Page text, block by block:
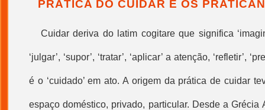
PRÁTICA DO CUIDAR E OS
Cuidar deriva do latim cogitare que significa
‘julgar’, ‘supor’, ‘tratar’, ‘aplicar’ a atenção, ‘refletir’,
é o ‘cuidado’ em ato. A origem da prática de cuidar
espaço doméstico, privado, particular. Desde a Grécia